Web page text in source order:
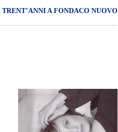
TRENT’ANNI A FONDACO NUOVO